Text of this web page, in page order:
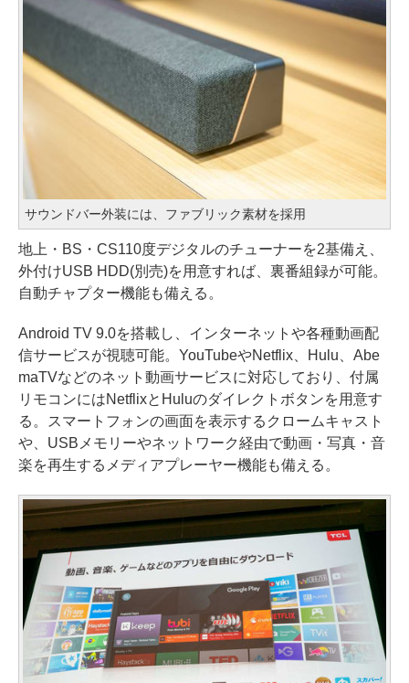
サウンドバー外装には、ファブリック素材を採用
地上・BS・CS110度デジタルのチューナーを2基備え、
外付けUSB HDD(別売)を用意すれば、裏番組録が可能。
自動チャプター機能も備える。
Android TV 9.0を搭載し、インターネットや各種動画配
信サービスが視聴可能。YouTubeやNetflix、Hulu、Abe
maTVなどのネット動画サービスに対応しており、付属
リモコンにはNetflixとHuluのダイレクトボタンを用意す
る。スマートフォンの画面を表示するクロームキャスト
や、USBメモリーやネットワーク経由で動画・写真・音
楽を再生するメディアプレーヤー機能も備える。